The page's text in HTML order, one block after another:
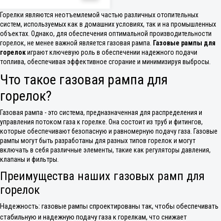
Горелки являются неотъемлемой частью различных отопительных
систем, используемых как в домашних условиях, так и на промышленных
объектах. Однако, для обеспечения оптимальной производительности
горелок, не менее важной является газовая рампа.
Газовые рампы для
горелокиграют ключевую роль в обеспечении надежного подачи
топлива, обеспечивая эффективное сгорание и минимизируя выбросы.
Что такое газовая рампа для
горелок?
Газовая рампа - это система, предназначенная для распределения и
управления потоком газа к горелке. Она состоит из труб и фитингов,
которые обеспечивают безопасную и равномерную подачу газа. Газовые
рампы могут быть разработаны для разных типов горелок и могут
включать в себя различные элементы, такие как регуляторы давления,
клапаны и фильтры.
Преимущества наших газовых рамп для
горелок
Надежность: газовые рампы спроектированы так, чтобы обеспечивать
стабильную и надежную подачу газа к горелкам, что снижает